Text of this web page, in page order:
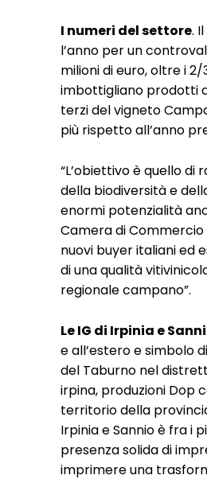
I numeri del settore.
l’anno per un
milioni di euro, oltre i
imbottigliano prodotti
terzi del vigneto
più rispetto all’anno
“L’obiettivo è quello
della biodiversità e
enormi potenzialità
Camera di
nuovi buyer italiani ed
di una qualità
regionale campano”.
Le IG di Irpinia e
e all’estero e simbolo
del Taburno nel
irpina, produzioni Dop
territorio della
Irpinia e Sannio è fra i
presenza solida di
imprimere una